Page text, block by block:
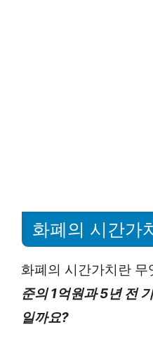
화폐의 시간가
화폐의 시간가치란 무
준의 1억원과 5년 전
일까요?